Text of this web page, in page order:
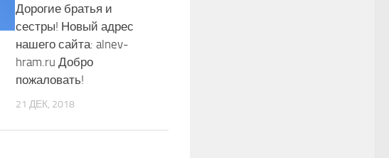
Дорогие братья и
сестры! Новый адрес
нашего сайта: alnev-
hram.ru Добро
пожаловать!
21 ДЕК, 2018